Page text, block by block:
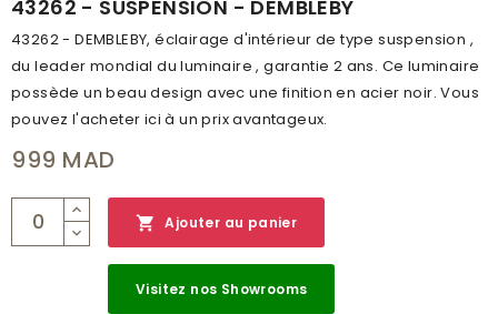
43262 - SUSPENSION - DEMBLEBY
43262 - DEMBLEBY, éclairage d'intérieur de type suspension ,
du leader mondial du luminaire , garantie 2 ans. Ce luminaire
possède un beau design avec une finition en acier noir. Vous
pouvez l'acheter ici à un prix avantageux.
999 MAD
 Ajouter au panier
Visitez nos Showrooms